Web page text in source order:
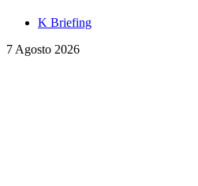
K Briefing
7 Agosto 2026